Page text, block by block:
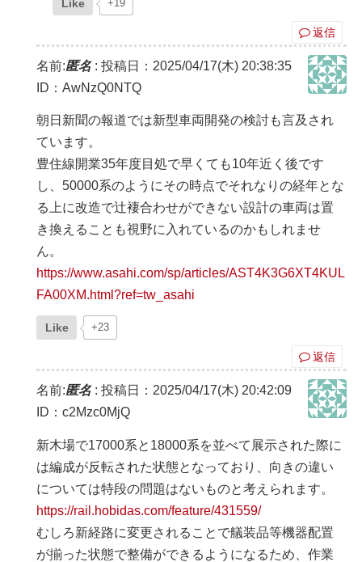
Like +19
返信
名前:匿名: 投稿日：2025/04/17(木) 20:38:35
ID：AwNzQ0NTQ
朝日新聞の報道では新型車両開発の検討も言及され
ています。
豊住線開業35年度目処で早くても10年近く後です
し、50000系のようにその時点でそれなりの経年とな
る上に改造で辻褄合わせができない設計の車両は置
き換えることも視野に入れているのかもしれませ
ん。
https://www.asahi.com/sp/articles/AST4K3G6XT4KUL
FA00XM.html?ref=tw_asahi
Like +23
返信
名前:匿名: 投稿日：2025/04/17(木) 20:42:09
ID：c2Mzc0MjQ
新木場で17000系と18000系を並べて展示された際に
は編成が反転された状態となっており、向きの違い
については特段の問題はないものと考えられます。
https://rail.hobidas.com/feature/431559/
むしろ新経路に変更されることで艤装品等機器配置
が揃った状態で整備ができるようになるため、作業